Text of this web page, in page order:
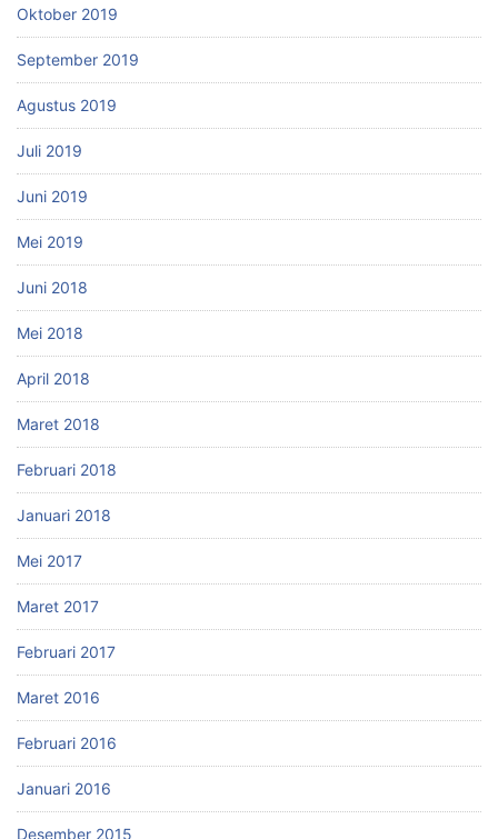
Oktober 2019
September 2019
Agustus 2019
Juli 2019
Juni 2019
Mei 2019
Juni 2018
Mei 2018
April 2018
Maret 2018
Februari 2018
Januari 2018
Mei 2017
Maret 2017
Februari 2017
Maret 2016
Februari 2016
Januari 2016
Desember 2015